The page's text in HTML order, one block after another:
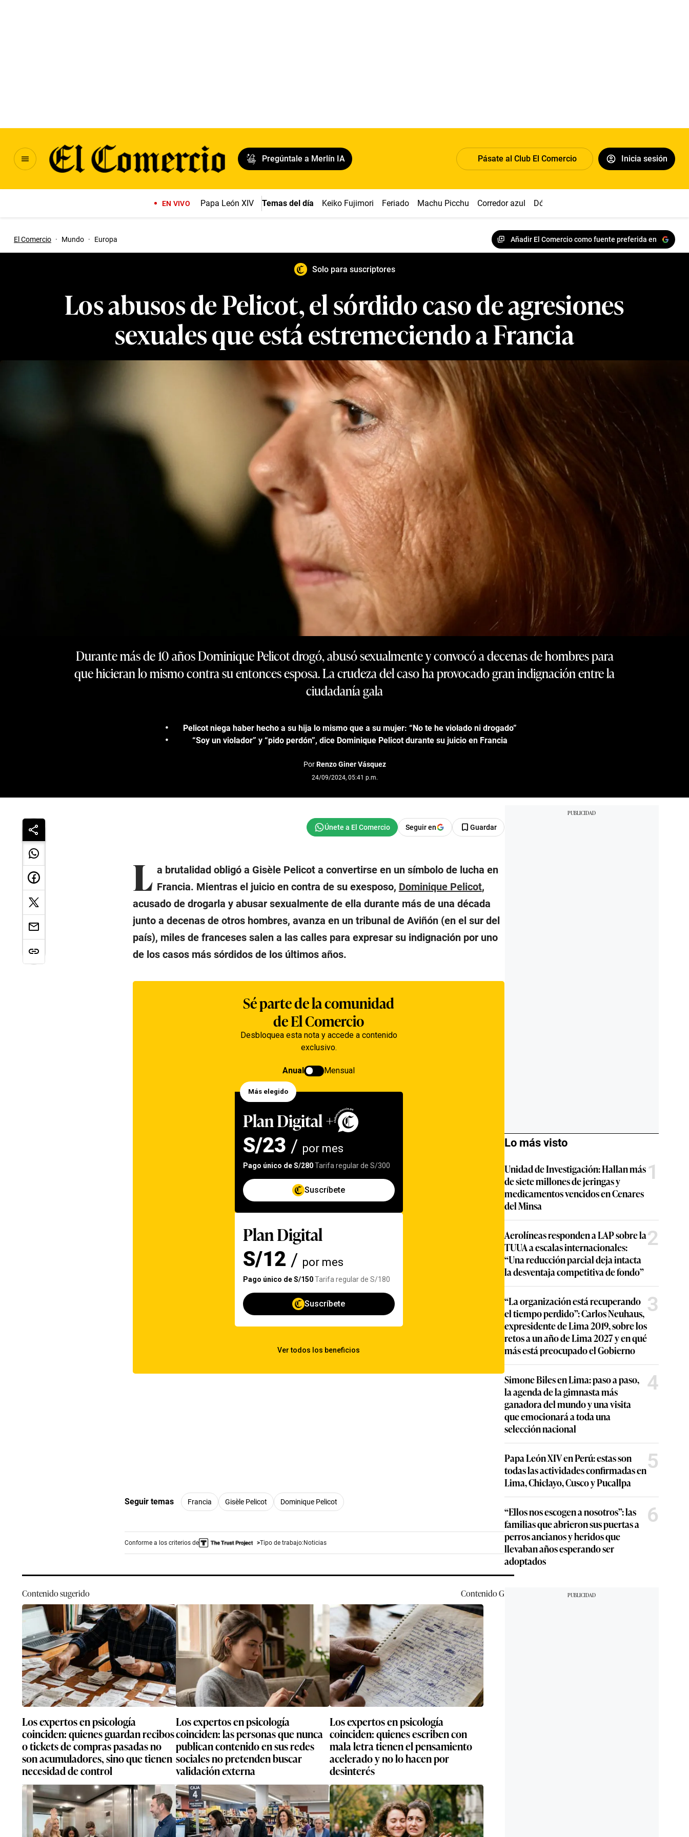
Pregúntale a Merlín IA Pásate al Club El Comercio Inicia sesión
EN VIVO Papa León XIV Temas del día Keiko Fujimori Feriado Machu Picchu Corredor azul Dólar
El Comercio · Mundo · Europa Añadir El Comercio como fuente preferida en
Solo para suscriptores
Los abusos de Pelicot, el sórdido caso de agresiones
sexuales que está estremeciendo a Francia
Durante más de 10 años Dominique Pelicot drogó, abusó sexualmente y convocó a decenas de hombres para
que hicieran lo mismo contra su entonces esposa. La crudeza del caso ha provocado gran indignación entre la
ciudadanía gala
Pelicot niega haber hecho a su hija lo mismo que a su mujer: “No te he violado ni drogado”
“Soy un violador” y “pido perdón”, dice Dominique Pelicot durante su juicio en Francia
PorRenzo Giner Vásquez
24/09/2024, 05:41 p.m.
Seguir en Guardar
L a brutalidad obligó a Gisèle Pelicot a convertirse en un símbolo de lucha en
Francia. Mientras el juicio en contra de su exesposo, Dominique Pelicot,
acusado de drogarla y abusar sexualmente de ella durante más de una década
junto a decenas de otros hombres, avanza en un tribunal de Aviñón (en el sur del
país), miles de franceses salen a las calles para expresar su indignación por uno
de los casos más sórdidos de los últimos años.
Seguir temas Francia Gisèle Pelicot Dominique Pelicot
Conforme a los criterios de Tipo de trabajo:Noticias
Contenido sugerido ContenidoGEC
Los expertos en psicología
coinciden: quienes guardan recibos
o tickets de compras pasadas no
son acumuladores, sino que tienen
necesidad de control
Los expertos en psicología
coinciden: las personas que nunca
publican contenido en sus redes
sociales no pretenden buscar
validación externa
Los expertos en psicología
coinciden: quienes escriben con
mala letra tienen el pensamiento
acelerado y no lo hacen por
desinterés
Lo más visto
Unidad de Investigación: Hallan más
de siete millones de jeringas y
medicamentos vencidos en Cenares
del Minsa
1
Aerolíneas responden a LAP sobre la
TUUA a escalas internacionales:
“Una reducción parcial deja intacta
la desventaja competitiva de fondo”
2
“La organización está recuperando
el tiempo perdido”: Carlos Neuhaus,
expresidente de Lima 2019, sobre los
retos a un año de Lima 2027 y en qué
más está preocupado el Gobierno
3
Simone Biles en Lima: paso a paso,
la agenda de la gimnasta más
ganadora del mundo y una visita
que emocionará a toda una
selección nacional
4
Papa León XIV en Perú: estas son
todas las actividades confirmadas en
Lima, Chiclayo, Cusco y Pucallpa
5
“Ellos nos escogen a nosotros”: las
familias que abrieron sus puertas a
perros ancianos y heridos que
llevaban años esperando ser
adoptados
6